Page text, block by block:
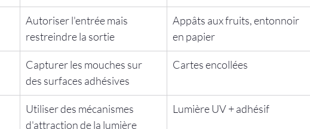
Autoriser l'entrée mais
restreindre la sortie
Appâts aux fruits, entonnoir
en papier
Capturer les mouches sur
des surfaces adhésives
Cartes encollées
Utiliser des mécanismes
d'attraction de la lumière
Lumière UV + adhésif